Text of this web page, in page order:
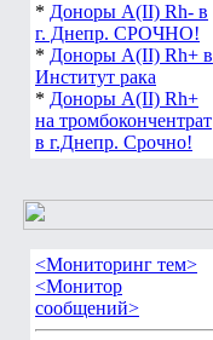
* Доноры А(ІІ) Rh- в
г. Днепр. СРОЧНО!
* Доноры А(ІІ) Rh+ в
Институт рака
* Доноры А(ІІ) Rh+
на тромбокончентрат
в г.Днепр. Срочно!
<Мониторинг тем>
<Монитор
сообщений>